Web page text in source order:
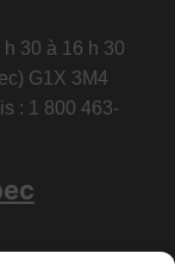
30 à 16 h 30
G1X 3M4
: 1 800 463-